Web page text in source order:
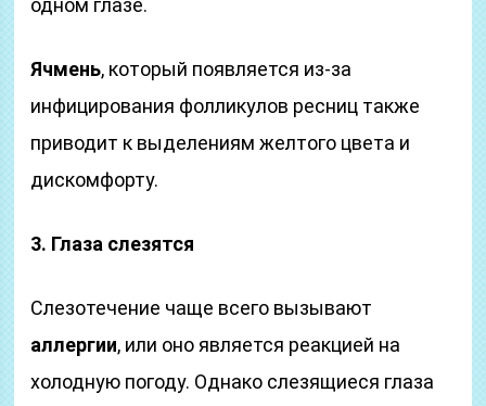
одном глазе.
Ячмень, который появляется из-за
инфицирования фолликулов ресниц также
приводит к выделениям желтого цвета и
дискомфорту.
3. Глаза слезятся
Слезотечение чаще всего вызывают
аллергии, или оно является реакцией на
холодную погоду. Однако слезящиеся глаза